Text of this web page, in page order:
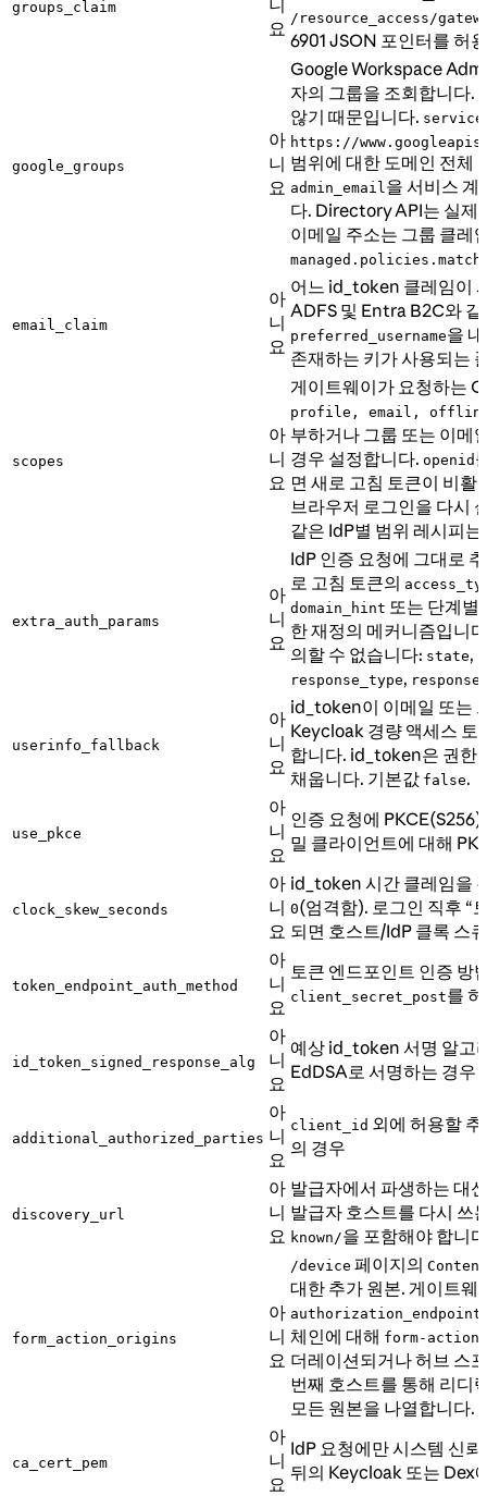
groups_claim
니
요 /resource_access/
6901 JSON 포인터를 허
google_groups
아
니
요
Google Workspace
자의 그룹을 조회합니다.
않기 때문입니다.
https://
범위에 대한 도메인 전체
admin_email을 서비스
다. Directory API는 실제
이메일 주소는 그룹 클레
email_claim
아
니
요
어느 id_token 클레임이
ADFS 및 Entra B2C와
preferred_username을
존재하는 키가 사용되는
scopes
아
니
요
게이트웨이가 요청하는
profile, email,
부하거나 그룹 또는 이메
경우 설정합니다. openid
면 새로 고침 토큰이 비
브라우저 로그인을 다시
같은 IdP별 범위 레시피는
extra_auth_params
아
니
요
IdP 인증 요청에 그대로
로 고침 토큰의
domain_hint 또는 단계별
한 재정의 메커니즘입니
의할 수 없습니다: state,
response_type,
userinfo_fallback
아
니
요
id_token이 이메일 또는
Keycloak 경량 액세스 토
합니다. id_token은 권한
채웁니다. 기본값 false.
use_pkce
아
니
요
인증 요청에
밀 클라이언트에 대해
clock_skew_seconds
아
니
요
id_token 시간 클레임을
0(엄격함). 로그인 직후 “
되면 호스트/IdP 클록 스
token_endpoint_auth_method
아
니
요
토큰 엔드포인트 인증 방
client_secret_post를
id_token_signed_response_alg
아
니
요
예상 id_token 서명 알고
EdDSA로 서명하는 경우
additional_authorized_parties
아
니
요
client_id 외에 허용할
의 경우
discovery_url
아
니
요
발급자에서 파생하는 대
발급자 호스트를 다시 쓰
known/을 포함해야 합니
form_action_origins
아
니
요
/device 페이지의
대한 추가 원본. 게이트웨
authorization_endpoint
체인에 대해 form-action
더레이션되거나 허브 스
번째 호스트를 통해 리디
모든 원본을 나열합니다.
ca_cert_pem
아
니
요
IdP 요청에만 시스템 신
뒤의 Keycloak 또는 Dex